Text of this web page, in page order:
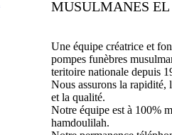
MUSULMANES
Une équipe créatrice et
pompes funèbres
teritoire nationale depuis
Nous assurons la rapidité,
et la qualité.
Notre équipe est à 100%
hamdoulilah.